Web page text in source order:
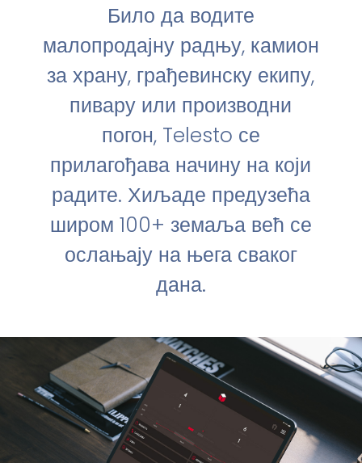
Било да водите
малопродајну радњу, камион
за храну, грађевинску екипу,
пивару или производни
погон, Telesto се
прилагођава начину на који
радите. Хиљаде предузећа
широм 100+ земаља већ се
ослањају на њега сваког
дана.